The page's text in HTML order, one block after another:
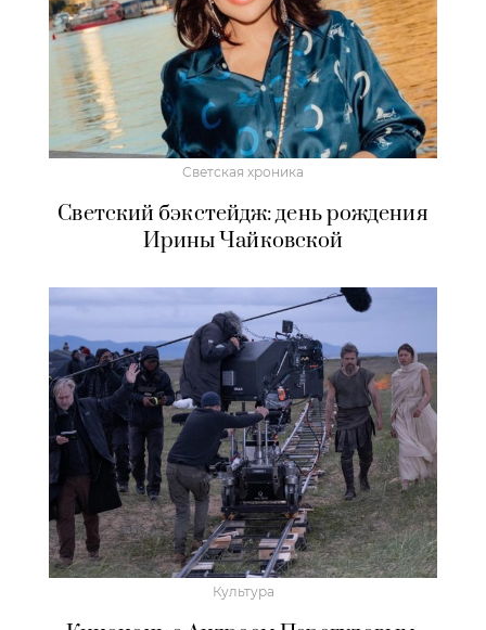
Светская хроника
Светский бэкстейдж: день рождения
Ирины Чайковской
Культура